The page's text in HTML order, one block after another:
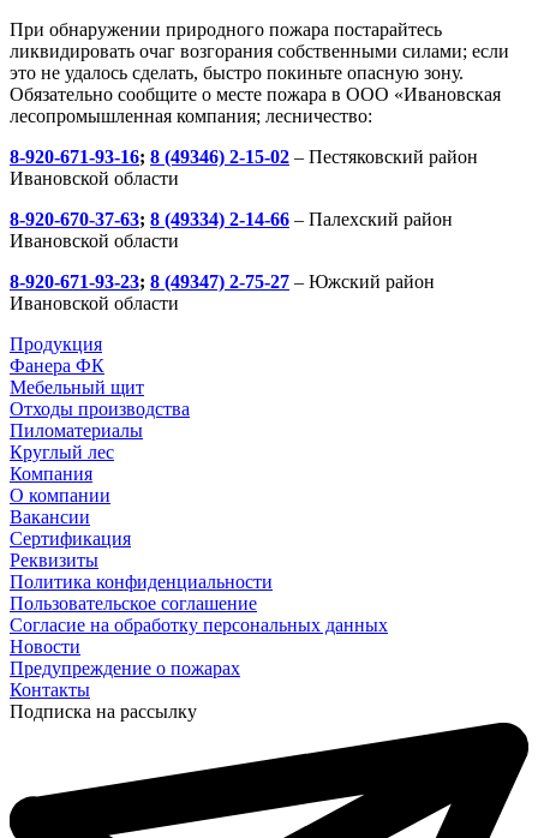
При обнаружении природного пожара постарайтесь
ликвидировать очаг возгорания собственными силами; если
это не удалось сделать, быстро покиньте опасную зону.
Обязательно сообщите о месте пожара в ООО «Ивановская
лесопромышленная компания; лесничество:
8-920-671-93-16; 8 (49346) 2-15-02 – Пестяковский район
Ивановской области
8-920-670-37-63; 8 (49334) 2-14-66 – Палехский район
Ивановской области
8-920-671-93-23; 8 (49347) 2-75-27 – Южский район
Ивановской области
Продукция
Фанера ФК
Мебельный щит
Отходы производства
Пиломатериалы
Круглый лес
Компания
О компании
Вакансии
Сертификация
Реквизиты
Политика конфиденциальности
Пользовательское соглашение
Согласие на обработку персональных данных
Новости
Предупреждение о пожарах
Контакты
Подписка на рассылку